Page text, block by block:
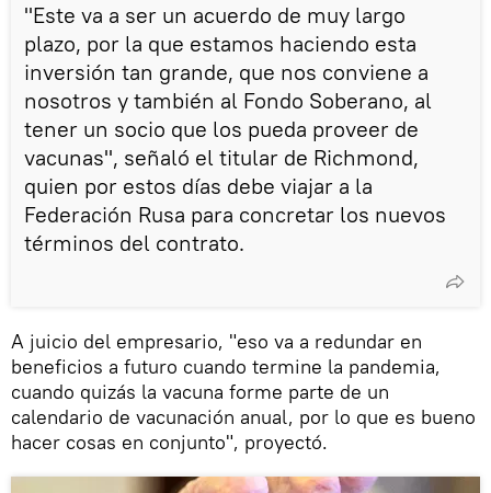
"Este va a ser un acuerdo de muy largo
plazo, por la que estamos haciendo esta
inversión tan grande, que nos conviene a
nosotros y también al Fondo Soberano, al
tener un socio que los pueda proveer de
vacunas", señaló el titular de Richmond,
quien por estos días debe viajar a la
Federación Rusa para concretar los nuevos
términos del contrato.
A juicio del empresario, "eso va a redundar en
beneficios a futuro cuando termine la pandemia,
cuando quizás la vacuna forme parte de un
calendario de vacunación anual, por lo que es bueno
hacer cosas en conjunto", proyectó.